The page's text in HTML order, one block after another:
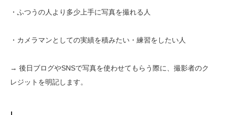
・ふつうの人より多少上手に写真を撮れる人
・カメラマンとしての実績を積みたい・練習をしたい人
→ 後日ブログやSNSで写真を使わせてもらう際に、撮影者のク
レジットを明記します。